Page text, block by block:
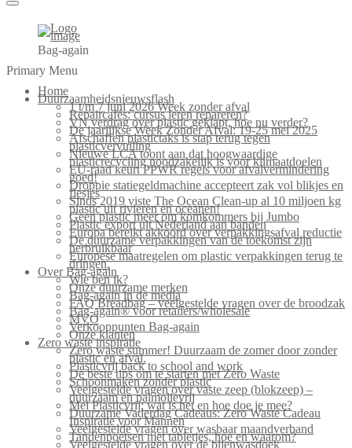
Bag-again
Primary Menu
Home
Duurzaamheidsnieuwsflash
1 t/m 7 juni 2026 Week zonder afval
Repaircafés: cursus leren repareren?
VN verdrag over plastic geklapt, hoe nu verder?
De jaarlijkse Week Zonder Afval: 19-25 mei 2025
Afschaffen plastictaks is stap terug tegen
plasticvervuiling
Nieuwe LCA toont aan dat hoogwaardige
plasticrecycling noodzakelijk is voor klimaatdoelen
EU-raad keurt PPWR regels voor afvalvermindering
goed!
Droppie statiegeldmachine accepteert zak vol blikjes en
flesjes
Sinds 2019 viste The Ocean Clean-up al 10 miljoen kg
plastic uit rivieren en oceanen!
Geen plastic meer om komkommers bij Jumbo
Plastic export uit Nederland aan banden
Europa bereikt akkoord over verpakkingsafval reductie
De duurzame verpakkingen van de toekomst zijn
herbruikbaar
Europese maatregelen om plastic verpakkingen terug te
dringen.
Over Bag-again
Wie ben ik?
Onze duurzame merken
Bag-again in de media
FAQ Breadbag – veelgestelde vragen over de broodzak
Bag-again® voor retailers/wholesale
MVO
Verkooppunten Bag-again
Onze klanten
Zero waste inspiratie
Zero waste summer! Duurzaam de zomer door zonder
plastic en afval.
Plasticvrij back to school and work
De beste tips om te starten met Zero Waste
Schoonmaken zonder plastic
Veelgestelde vragen over vaste zeep (blokzeep) –
duurzaam en palmolievrij
Mei Plasticvrij: wat is het en hoe doe je mee?
Duurzame Vaderdag Cadeaus: Zero Waste Cadeau
Inspiratie voor Mannen
Veelgestelde vragen over wasbaar maandverband
Tandenpoetsen met tabletjes, hoe en waarom?
Veelgestelde vragen over de bijenwasdoek